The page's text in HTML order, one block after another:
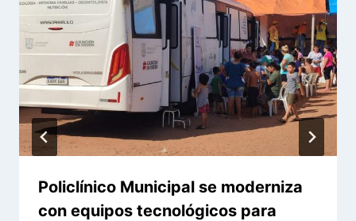
Policlínico Municipal se moderniza
con equipos tecnológicos para